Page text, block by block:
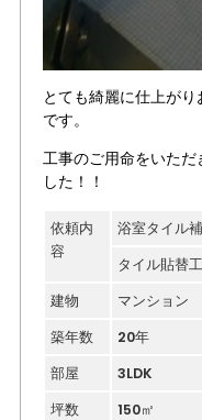
とても綺麗に仕上が
です。
工事のご用命をいた
した！！
依頼内
容
浴室タイル
タイル貼替
建物
マンション
築年数
20年
部屋
3LDK
坪数
150㎡